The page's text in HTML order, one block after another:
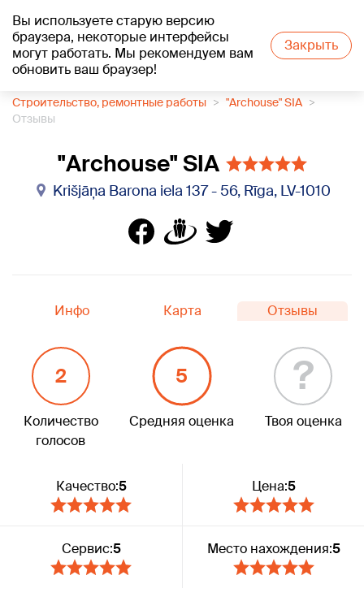
Вы используете старую версию
браузера, некоторые интерфейсы
могут работать. Мы рекомендуем вам
обновить ваш браузер!
Закрыть
+21°C
Строительство, ремонтные работы
"Archouse" SIA
Отзывы
"Archouse" SIA
Krišjāņa Barona iela 137 - 56, Rīga, LV-1010
Инфо Карта Отзывы
2
Количество
голосов
5
Средняя оценка
?
Твоя оценка
Качество:5 Цена:5
Сервис:5 Место нахождения:5